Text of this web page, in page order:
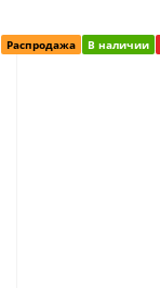
Распродажа В наличии